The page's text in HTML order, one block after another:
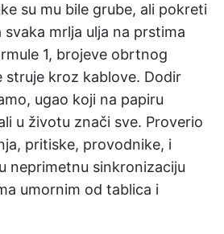
su mu bile grube, ali pokreti
mrlja ulja na prstima
1, brojeve obrtnog
struje kroz kablove. Dodir
ugao koji na papiru
u životu znači sve. Proverio
pritiske, provodnike, i
neprimetnu sinkronizaciju
umornim od tablica i